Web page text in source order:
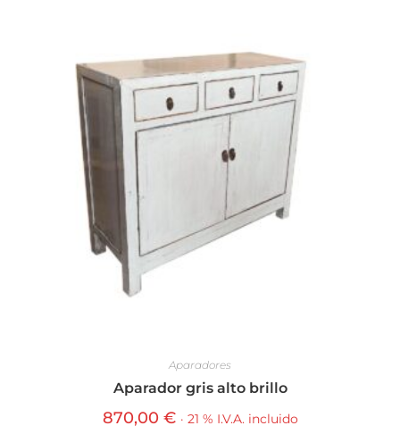
Aparadores
Aparador gris alto brillo
870,00 € · 21 % I.V.A. incluido